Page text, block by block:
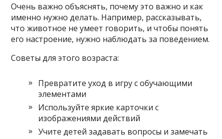
Очень важно объяснять, почему это важно и как
именно нужно делать. Например, рассказывать,
что животное не умеет говорить, и чтобы понять
его настроение, нужно наблюдать за поведением.
Советы для этого возраста:
Превратите уход в игру с обучающими
элементами
Используйте яркие карточки с
изображениями действий
Учите детей задавать вопросы и замечать